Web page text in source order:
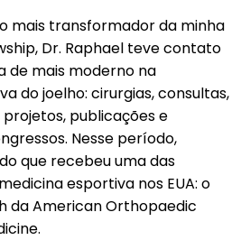
mais transformador da minha
Dr. Raphael teve contato
de mais moderno na
do joelho: cirurgias, consultas,
publicações e
Nesse período,
que recebeu uma das
esportiva nos EUA: o
da American Orthopaedic